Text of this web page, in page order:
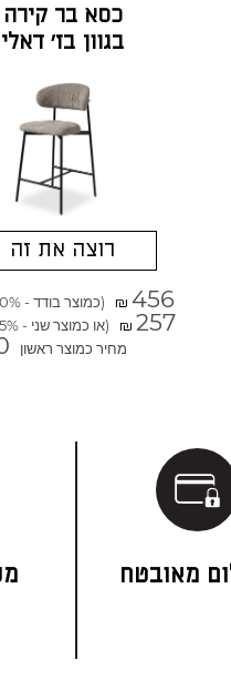
כסא בר קירה
בגוון בז' דאלי
רוצה את זה
₪ 456 (כמוצר בודד - 20% הנחה)
₪ 257
(או כמוצר שני - 55% הנחה)
מחיר כמוצר ראשון
מאובטח